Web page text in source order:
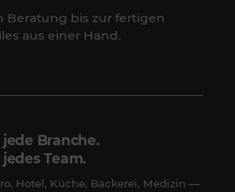
Beratung bis zur fertigen
aus einer Hand.
jede Branche.
jedes Team.
Hotel, Küche, Bäckerei, Medizin —